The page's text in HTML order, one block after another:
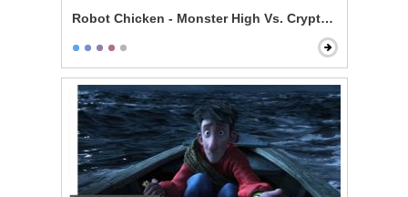
Robot Chicken - Monster High Vs. Cryptkeeper